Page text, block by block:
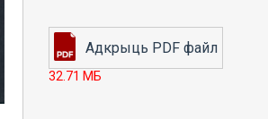
32.71 МБ